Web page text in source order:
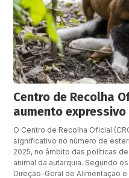
Centro de Recolha
aumento
O Centro de Recolha Oficial
significativo no número de
2025, no âmbito das políticas
animal da autarquia. Segundo
Direção-Geral de Alimentação